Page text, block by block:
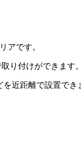
アです。
付けができます
近距離で設置でき